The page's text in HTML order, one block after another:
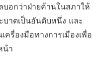
บอกว่าฝ่ายค้านในสภาให้
าดเป็นอันดับหนึ่ง และ
ครื่องมือทางการเมืองเพื่อ
น้า